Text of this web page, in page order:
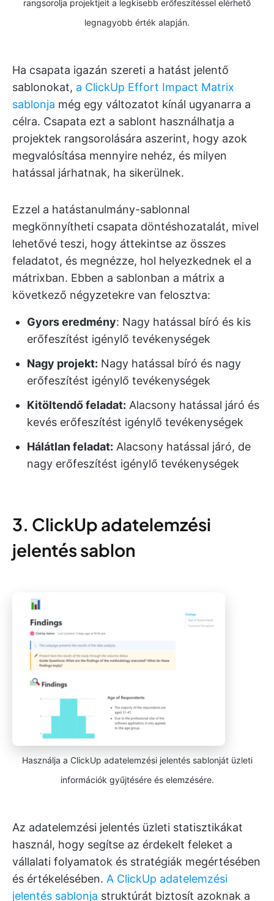
rangsorolja projektjeit a legkisebb erőfeszítéssel elérhető
legnagyobb érték alapján.
Ha csapata igazán szereti a hatást jelentő
sablonokat, a ClickUp Effort Impact Matrix
sablonja még egy változatot kínál ugyanarra a
célra. Csapata ezt a sablont használhatja a
projektek rangsorolására aszerint, hogy azok
megvalósítása mennyire nehéz, és milyen
hatással járhatnak, ha sikerülnek.
Ezzel a hatástanulmány-sablonnal
megkönnyítheti csapata döntéshozatalát, mivel
lehetővé teszi, hogy áttekintse az összes
feladatot, és megnézze, hol helyezkednek el a
mátrixban. Ebben a sablonban a mátrix a
következő négyzetekre van felosztva:
Gyors eredmény: Nagy hatással bíró és kis
erőfeszítést igénylő tevékenységek
Nagy projekt: Nagy hatással bíró és nagy
erőfeszítést igénylő tevékenységek
Kitöltendő feladat: Alacsony hatással járó és
kevés erőfeszítést igénylő tevékenységek
Hálátlan feladat: Alacsony hatással járó, de
nagy erőfeszítést igénylő tevékenységek
3. ClickUp adatelemzési
jelentés sablon
Használja a ClickUp adatelemzési jelentés sablonját üzleti
információk gyűjtésére és elemzésére.
Az adatelemzési jelentés üzleti statisztikákat
használ, hogy segítse az érdekelt feleket a
vállalati folyamatok és stratégiák megértésében
és értékelésében. A ClickUp adatelemzési
jelentés sablonja struktúrát biztosít azoknak a